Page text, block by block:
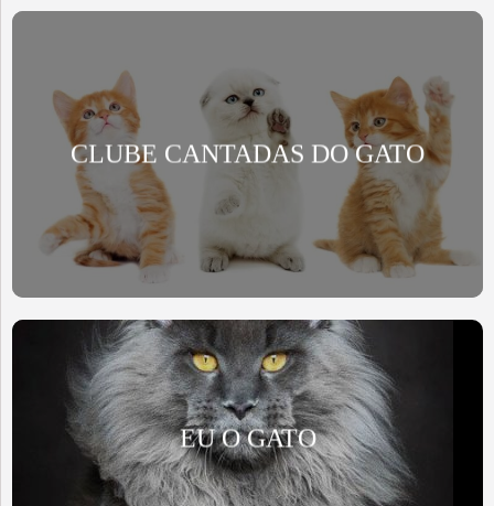
CLUBE CANTADAS DO GATO
EU O GATO